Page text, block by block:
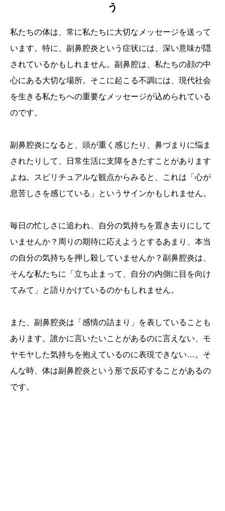
う
私たちの体は、常に私たちに大切なメッセージを送って
います。特に、副鼻腔炎という症状には、深い意味が隠
されているかもしれません。副鼻腔は、私たちの顔の中
心にある大切な場所。そこに起こる不調には、現代社会
を生きる私たちへの重要なメッセージが込められている
のです。
副鼻腔炎になると、頭が重く感じたり、鼻づまりに悩ま
されたりして、日常生活に支障をきたすことがあります
よね。スピリチュアルな観点からみると、これは「心が
息苦しさを感じている」というサインかもしれません。
毎日の忙しさに追われ、自分の気持ちを置き去りにして
いませんか？周りの期待に応えようとするあまり、本当
の自分の気持ちを押し殺していませんか？副鼻腔炎は、
そんな私たちに「立ち止まって、自分の内側に目を向け
てみて」と語りかけているのかもしれません。
また、副鼻腔炎は「感情の詰まり」を表していることも
あります。誰かに言いたいことがあるのに言えない、モ
ヤモヤした気持ちを抱えているのに表現できない…。そ
んな時、体は副鼻腔炎という形で反応することがあるの
です。